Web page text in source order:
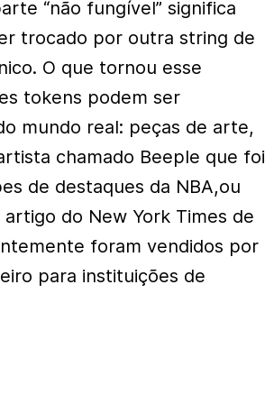
“não fungível” significa
trocado por outra string de
O que tornou esse
tokens podem ser
mundo real: peças de arte,
chamado Beeple que foi
de destaques da NBA,ou
do New York Times de
foram vendidos por
para instituições de